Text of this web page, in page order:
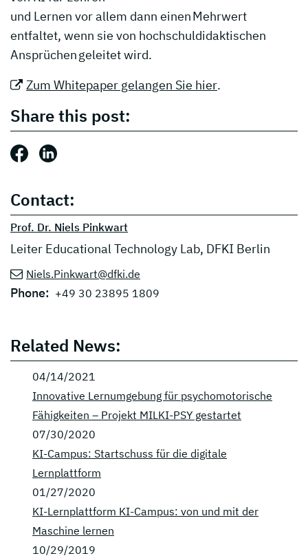
und Lernen vor allem dann einen Mehrwert
entfaltet, wenn sie von hochschuldidaktischen
Ansprüchen geleitet wird.
Zum Whitepaper gelangen Sie hier.
Share this post:
Share this post: Facebook
Share this post: LinkedIn
Contact:
Prof. Dr. Niels Pinkwart
Leiter Educational Technology Lab, DFKI Berlin
Niels.Pinkwart@dfki.de
Phone: +49 30 23895 1809
Related News:
04/14/2021
Innovative Lernumgebung für psychomotorische
Fähigkeiten – Projekt MILKI-PSY gestartet
07/30/2020
KI-Campus: Startschuss für die digitale
Lernplattform
01/27/2020
KI-Lernplattform KI-Campus: von und mit der
Maschine lernen
10/29/2019